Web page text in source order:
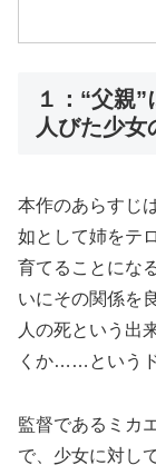
１：“父親
人びた少女
本作のあらすじ
如として姉をテ
育てることにな
いにその関係を
人の死という出
くか……というド
監督であるミカ
で、少女に対し